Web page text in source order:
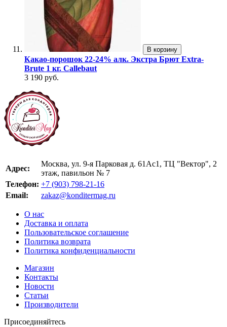
В корзину
Какао-порошок 22-24% алк. Экстра Брют Extra-
Brute 1 кг. Callebaut
3 190 руб.
Адрес:
Москва, ул. 9-я Парковая д. 61Ас1, ТЦ "Вектор", 2
этаж, павильон № 7
Телефон: +7 (903) 798-21-16
Email:
zakaz@konditermag.ru
О нас
Доставка и оплата
Пользовательское соглашение
Политика возврата
Политика конфиденциальности
Магазин
Контакты
Новости
Статьи
Производители
Присоединяйтесь